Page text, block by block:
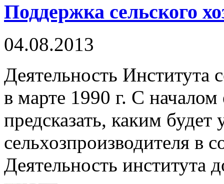
Поддержка сельского
04.08.2013
Деятельность Института
в марте 1990 г. С
предсказать, каким будет
сельхозпроизводителя в
Деятельность института